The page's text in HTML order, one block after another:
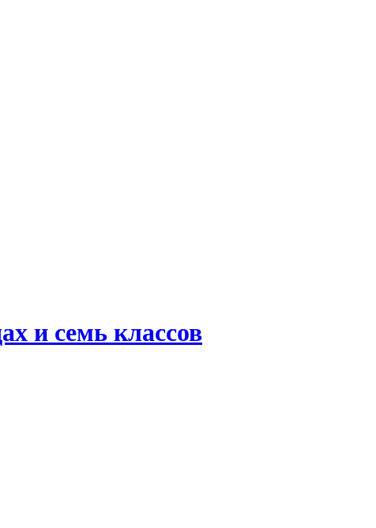
и семь классов